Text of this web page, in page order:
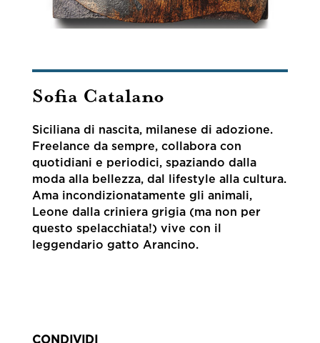
Sofia Catalano
Siciliana di nascita, milanese di adozione.
Freelance da sempre, collabora con
quotidiani e periodici, spaziando dalla
moda alla bellezza, dal lifestyle alla cultura.
Ama incondizionatamente gli animali,
Leone dalla criniera grigia (ma non per
questo spelacchiata!) vive con il
leggendario gatto Arancino.
CONDIVIDI